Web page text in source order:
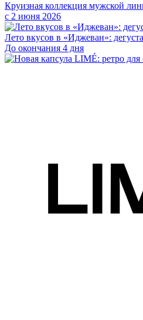
Круизная коллекция мужской
с 2 июня 2026
Лето вкусов в «Иджеван»:
До окончания 4 дня